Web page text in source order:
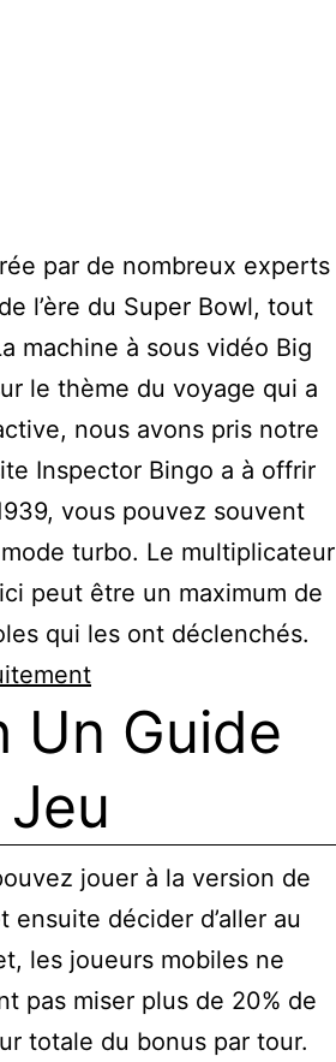
par de nombreux experts
l’ère du Super Bowl, tout
machine à sous vidéo Big
le thème du voyage qui a
nous avons pris notre
Inspector Bingo a à offrir
vous pouvez souvent
turbo. Le multiplicateur
peut être un maximum de
qui les ont déclenchés.
Un Guide
jouer à la version de
ensuite décider d’aller au
les joueurs mobiles ne
pas miser plus de 20% de
totale du bonus par tour.